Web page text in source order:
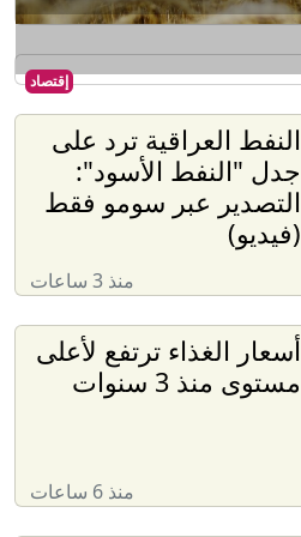
إقتصاد
النفط العراقية ترد على
جدل "النفط الأسود":
التصدير عبر سومو فقط
(فيديو)
منذ 3 ساعات
أسعار الغذاء ترتفع لأعلى
مستوى منذ 3 سنوات
منذ 6 ساعات